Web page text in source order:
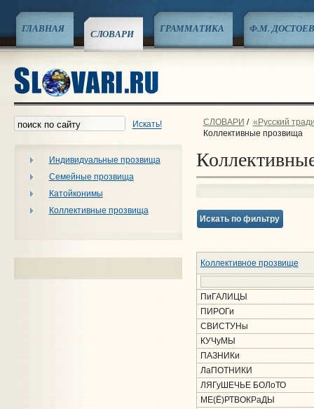
ГЛАВНАЯ СЛОВАРИ ГРАММАТИКА Ф.М.
Искать!
Индивидуальные прозвища
Семейные прозвища
Катойконимы
Коллективные прозвища
СЛОВАРИ / «Русский
Коллективные прозвища
Искать по фильтру
Коллективное прозвище
ПиГАЛИЦЫ
ПИРОГи
СВИСТУНы
КУЧуМЫ
ПАЗНИКи
ЛаПОТНИКИ
ЛЯГуШЕЧЬЕ БОЛоТО
МЕ(Ё)РТВОКРаДЫ